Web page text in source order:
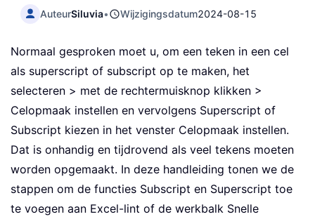
AuteurSiluvia• Wijzigingsdatum2024-08-15
Normaal gesproken moet u, om een teken in een cel
als superscript of subscript op te maken, het
selecteren > met de rechtermuisknop klikken >
Celopmaak instellen en vervolgens Superscript of
Subscript kiezen in het venster Celopmaak instellen.
Dat is onhandig en tijdrovend als veel tekens moeten
worden opgemaakt. In deze handleiding tonen we de
stappen om de functies Subscript en Superscript toe
te voegen aan Excel-lint of de werkbalk Snelle